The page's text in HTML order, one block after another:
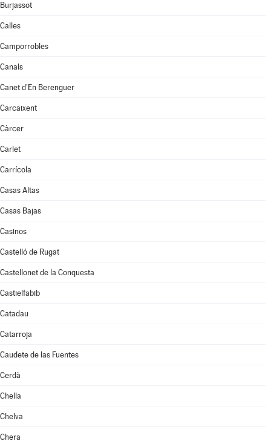
Burjassot
Calles
Camporrobles
Canals
Canet d'En Berenguer
Carcaixent
Càrcer
Carlet
Carrícola
Casas Altas
Casas Bajas
Casinos
Castelló de Rugat
Castellonet de la Conquesta
Castielfabib
Catadau
Catarroja
Caudete de las Fuentes
Cerdà
Chella
Chelva
Chera